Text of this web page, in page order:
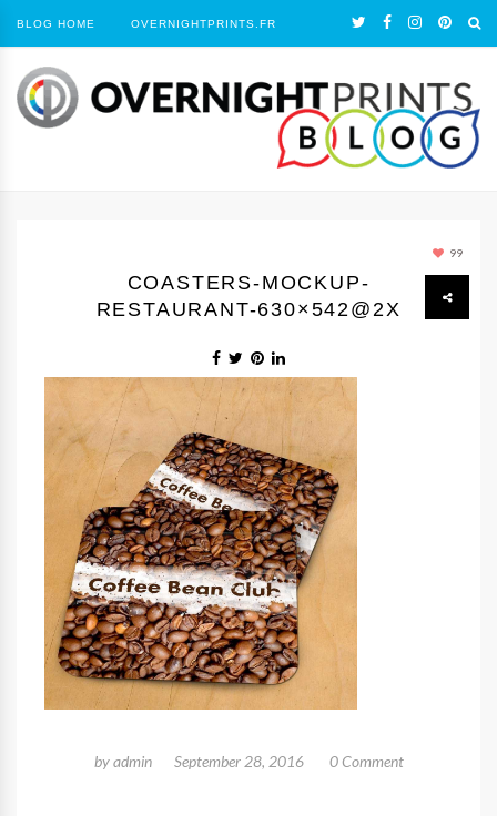
BLOG HOME OVERNIGHTPRINTS.FR
99
COASTERS-MOCKUP-
RESTAURANT-630×542@2X
byadmin September 28, 2016 0 Comment